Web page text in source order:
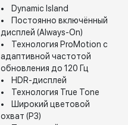
• Dynamic Island
• Постоянно включённый
дисплей (Always-On)
• Технология ProMotion с
адаптивной частотой
обновления до 120 Гц
• HDR-дисплей
• Технология True Tone
• Широкий цветовой
охват (P3)